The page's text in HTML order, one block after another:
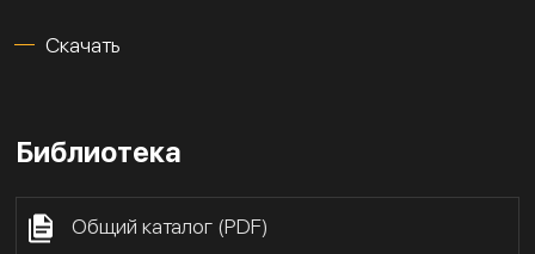
Скачать
Библиотека
Общий каталог (PDF)